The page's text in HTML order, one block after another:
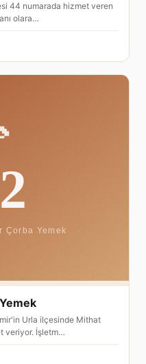
44 numarada hizmet veren
olara…
Urla ilçesinde Mithat
veriyor. İşletm…